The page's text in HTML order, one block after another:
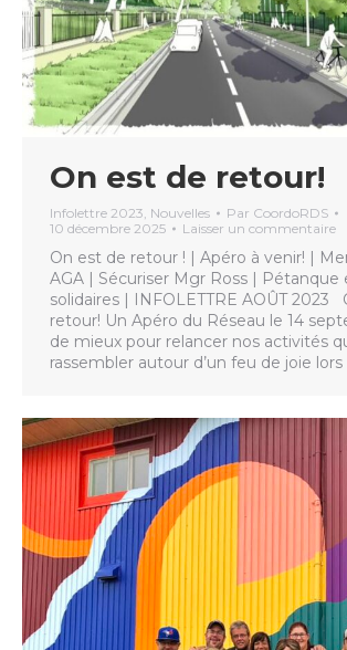
On est de retour!
Infolettre 2023 Nouvelles Par CoordoRDS
10 décembre 2025
Laisser un commentaire
On est de retour ! | Apéro à venir! |
AGA | Sécuriser Mgr Ross | Pétanque
solidaires | INFOLETTRE AOÛT 2023
retour! Un Apéro du Réseau le 14
de mieux pour relancer nos activités
rassembler autour d’un feu de joie lors